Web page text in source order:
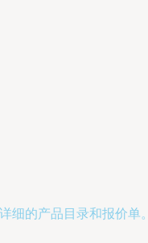
细的产品目录和报价单。